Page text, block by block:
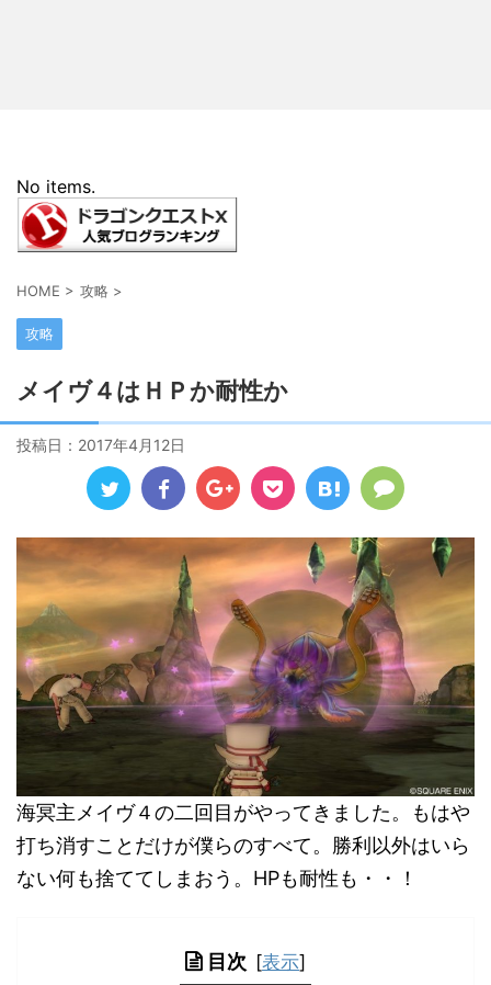
No items.
HOME > 攻略 >
攻略
メイヴ４はＨＰか耐性か
投稿日： 2017年4月12日
海冥主メイヴ４の二回目がやってきました。もはや
打ち消すことだけが僕らのすべて。勝利以外はいら
ない何も捨ててしまおう。HPも耐性も・・！
目次 [表示]